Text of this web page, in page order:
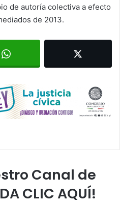
de autoría colectiva a efecto
de 2013.
Canal de
CLIC AQUÍ!